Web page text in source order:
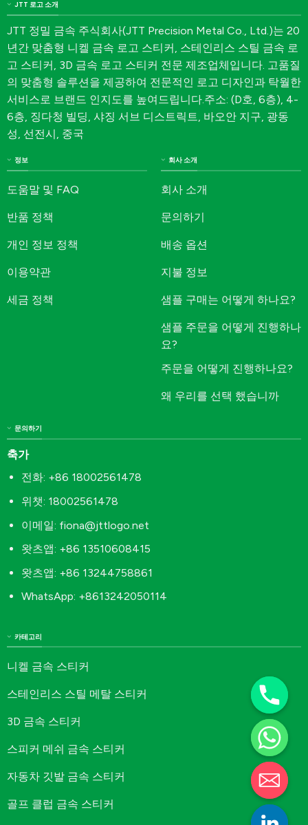
JTT 로고 소개
JTT 정밀 금속 주식회사(JTT Precision Metal Co., Ltd.)는 20
년간 맞춤형 니켈 금속 로고 스티커, 스테인리스 스틸 금속 로
고 스티커, 3D 금속 로고 스티커 전문 제조업체입니다. 고품질
의 맞춤형 솔루션을 제공하여 전문적인 로고 디자인과 탁월한
서비스로 브랜드 인지도를 높여드립니다.주소: (D호, 6층), 4-
6층, 징다청 빌딩, 샤징 서브 디스트릭트, 바오안 지구, 광동
성, 선전시, 중국
정보
도움말 및 FAQ
반품 정책
개인 정보 정책
이용약관
세금 정책
회사 소개
회사 소개
문의하기
배송 옵션
지불 정보
샘플 구매는 어떻게 하나요?
샘플 주문을 어떻게 진행하나
요?
주문을 어떻게 진행하나요?
왜 우리를 선택 했습니까
카테고리
니켈 금속 스티커
스테인리스 스틸 메탈 스티커
3D 금속 스티커
스피커 메쉬 금속 스티커
자동차 깃발 금속 스티커
골프 클럽 금속 스티커
문의하기
축가
전화: +86 18002561478
위챗: 18002561478
이메일: fiona@jttlogo.net
왓츠앱: +86 13510608415
왓츠앱: +86 13244758861
WhatsApp: +8613242050114